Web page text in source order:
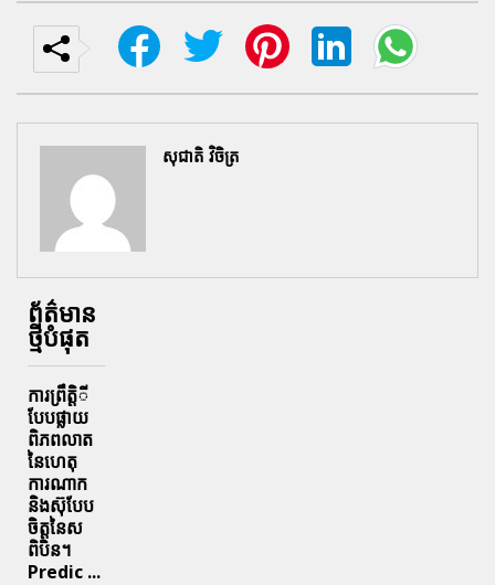
សុជាតិ វិចិត្រ
ព័ត៌មាន
ថ្មីបំផុត
ការព្រឹតិ្តី
បែបផ្លាយ
ពិភពលាត
នៃហេតុ
ការណាក
និងស៊ុបែប
ចិត្តនៃស
ពិបិន។
Predic ...